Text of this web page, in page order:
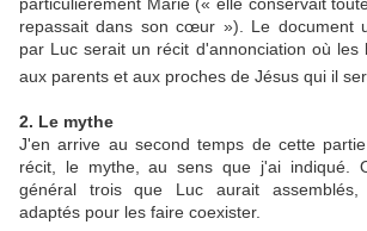
particulièrement Marie (« elle conservait
repassait dans son cœur »). Le document
par Luc serait un récit d'annonciation où les
aux parents et aux proches de Jésus qui il
2. Le mythe
J'en arrive au second temps de cette
récit, le mythe, au sens que j'ai indiqué.
général trois que Luc aurait assemblés,
adaptés pour les faire coexister.